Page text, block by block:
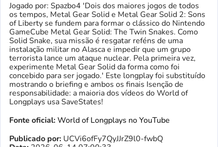
Jogado por: Spazbo4 'Dois dos maiores jogos de todos
os tempos, Metal Gear Solid e Metal Gear Solid 2: Sons
of Liberty se fundem para formar o clássico do Nintendo
GameCube Metal Gear Solid: The Twin Snakes. Como
Solid Snake, sua missão é resgatar reféns de uma
instalação militar no Alasca e impedir que um grupo
terrorista lance um ataque nuclear. Pela primeira vez,
experimente Metal Gear Solid da forma como foi
concebido para ser jogado.' Este longplay foi substituído
mostrando o briefing e ambos os finais Isenção de
responsabilidade: a maioria dos vídeos do World of
Longplays usa SaveStates!
Fonte oficial:World of Longplays no YouTube
Publicado por: UCVi6ofFy7QyJJrZ9l0-fwbQ